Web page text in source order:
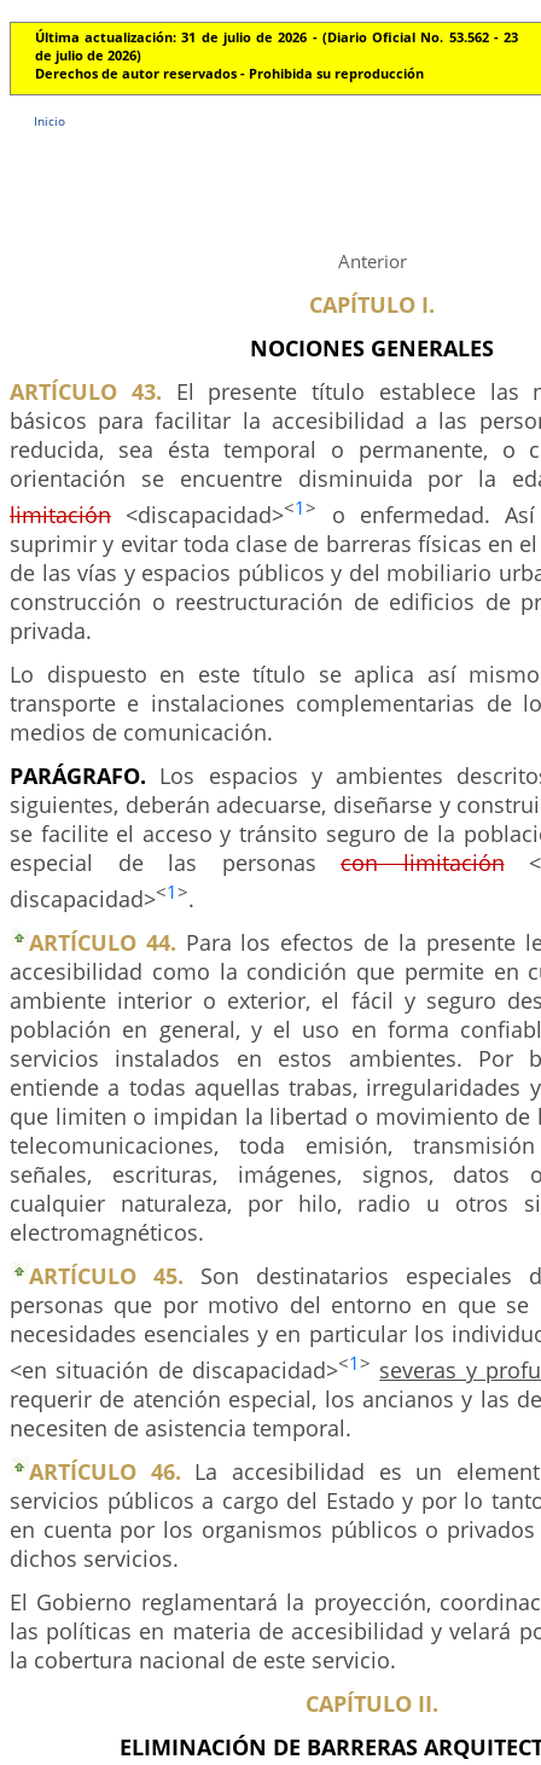
Última actualización: 31 de julio de 2026 - (Diario Oficial No. 53.562 - 23
de julio de 2026)
Derechos de autor reservados - Prohibida su reproducción
Inicio
Anterior
CAPÍTULO I.
NOCIONES GENERALES
ARTÍCULO 43. El presente título establece las
básicos para facilitar la accesibilidad a las
reducida, sea ésta temporal o permanente, o
orientación se encuentre disminuida por la
limitación <discapacidad><1>
o enfermedad.
suprimir y evitar toda clase de barreras físicas en
de las vías y espacios públicos y del mobiliario
construcción o reestructuración de edificios de
privada.
Lo dispuesto en este título se aplica así
transporte e instalaciones complementarias de
medios de comunicación.
PARÁGRAFO. Los espacios y ambientes
siguientes, deberán adecuarse, diseñarse y
se facilite el acceso y tránsito seguro de la
especial de las personas con limitación
discapacidad><1>.
ARTÍCULO 44. Para los efectos de la presente
accesibilidad como la condición que permite en
ambiente interior o exterior, el fácil y seguro
población en general, y el uso en forma
servicios instalados en estos ambientes. Por
entiende a todas aquellas trabas, irregularidades
que limiten o impidan la libertad o movimiento de
telecomunicaciones, toda emisión,
señales, escrituras, imágenes, signos, datos
cualquier naturaleza, por hilo, radio u otros
electromagnéticos.
ARTÍCULO 45. Son destinatarios especiales
personas que por motivo del entorno en que se
necesidades esenciales y en particular los
<en situación de discapacidad><1> severas y
requerir de atención especial, los ancianos y las
necesiten de asistencia temporal.
ARTÍCULO 46. La accesibilidad es un
servicios públicos a cargo del Estado y por lo
en cuenta por los organismos públicos o
dichos servicios.
El Gobierno reglamentará la proyección,
las políticas en materia de accesibilidad y velará
la cobertura nacional de este servicio.
CAPÍTULO II.
ELIMINACIÓN DE BARRERAS